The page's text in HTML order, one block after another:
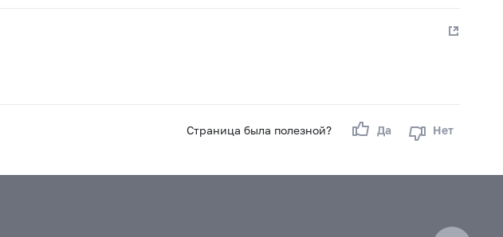
Страница была полезной? Да Нет